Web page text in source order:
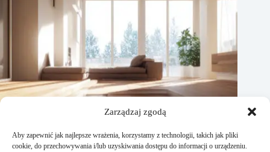
Zarządzaj zgodą
Aby zapewnić jak najlepsze wrażenia, korzystamy z technologii, takich jak pliki
cookie, do przechowywania i/lub uzyskiwania dostępu do informacji o urządzeniu.